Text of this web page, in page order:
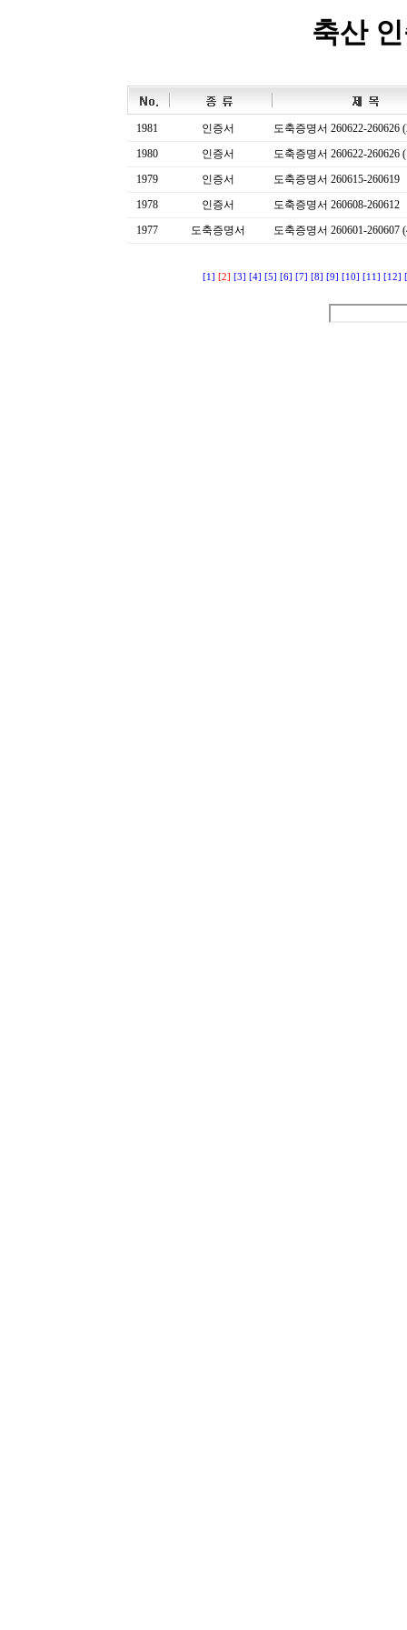
축산
1981 인증서
도축증명서 260622-260626
1980
인증서
도축증명서 260622-260626
1979
인증서
도축증명서 260615-260619
1978
인증서
도축증명서 260608-260612
1977
도축증명서 도축증명서 260601-260607
[1] [2] [3] [4] [5] [6] [7] [8] [9] [10] [11] [12]